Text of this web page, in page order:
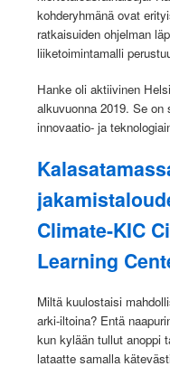
kohderyhmänä ovat
ratkaisuiden ohjelman
liiketoimintamalli
Hanke oli aktiivinen
alkuvuonna 2019. Se on
innovaatio- ja
Climate-KIC
Learning
Miltä kuulostaisi
arki-iltoina? Entä
kun kylään tullut anoppi
lataatte samalla